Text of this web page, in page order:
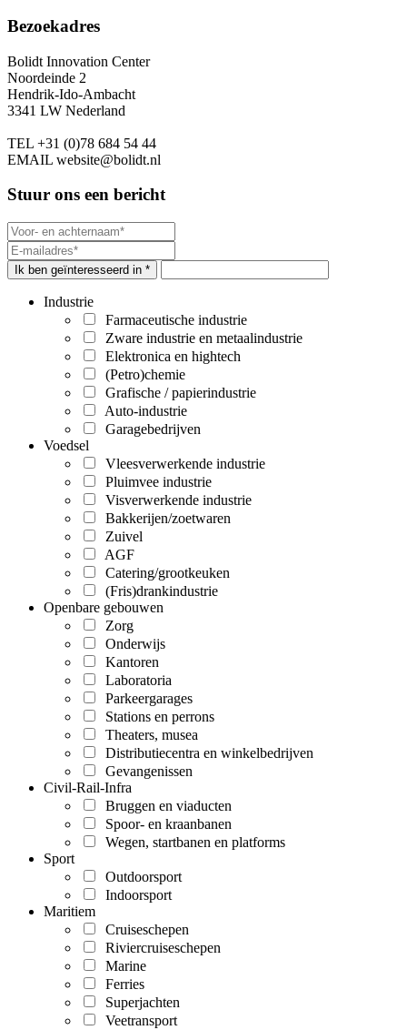
Bezoekadres
Bolidt Innovation Center
Noordeinde 2
Hendrik-Ido-Ambacht
3341 LW Nederland
TEL +31 (0)78 684 54 44
EMAIL website@bolidt.nl
Stuur ons een bericht
Ik ben geïnteresseerd in *
Industrie
Farmaceutische industrie
Zware industrie en metaalindustrie
Elektronica en hightech
(Petro)chemie
Grafische / papierindustrie
Auto-industrie
Garagebedrijven
Voedsel
Vleesverwerkende industrie
Pluimvee industrie
Visverwerkende industrie
Bakkerijen/zoetwaren
Zuivel
AGF
Catering/grootkeuken
(Fris)drankindustrie
Openbare gebouwen
Zorg
Onderwijs
Kantoren
Laboratoria
Parkeergarages
Stations en perrons
Theaters, musea
Distributiecentra en winkelbedrijven
Gevangenissen
Civil-Rail-Infra
Bruggen en viaducten
Spoor- en kraanbanen
Wegen, startbanen en platforms
Sport
Outdoorsport
Indoorsport
Maritiem
Cruiseschepen
Riviercruiseschepen
Marine
Ferries
Superjachten
Veetransport